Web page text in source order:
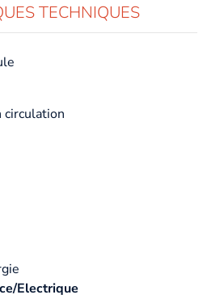
TECHNIQUES
circulation
Electrique